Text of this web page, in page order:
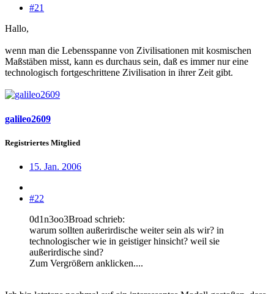
#21
Hallo,
wenn man die Lebensspanne von Zivilisationen mit kosmischen
Maßstäben misst, kann es durchaus sein, daß es immer nur eine
technologisch fortgeschrittene Zivilisation in ihrer Zeit gibt.
galileo2609
Registriertes Mitglied
15. Jan. 2006
#22
0d1n3oo3Broad schrieb:
warum sollten außerirdische weiter sein als wir? in
technologischer wie in geistiger hinsicht? weil sie
außerirdische sind?
Zum Vergrößern anklicken....